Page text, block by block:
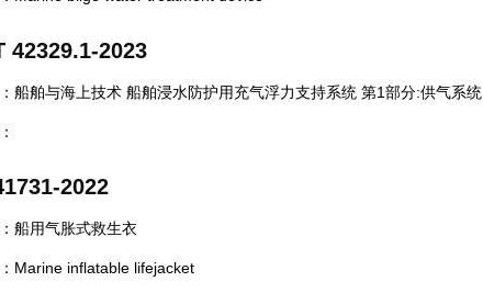
42329.1-2023
船舶与海上技术 船舶浸水防护用充气浮力支持系统 第1部分:供气系统
2022
船用气胀式救生衣
Marine inflatable lifejacket